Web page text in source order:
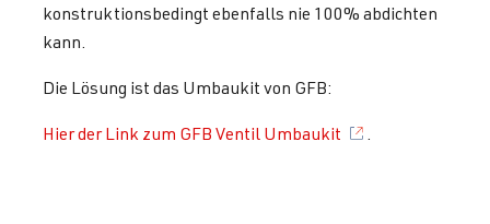
konstruktionsbedingt ebenfalls nie 100% abdichten
kann.
Die Lösung ist das Umbaukit von GFB:
Hier der Link zum GFB Ventil Umbaukit